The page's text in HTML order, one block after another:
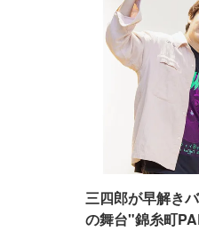
三四郎が早解き
の舞台"錦糸町